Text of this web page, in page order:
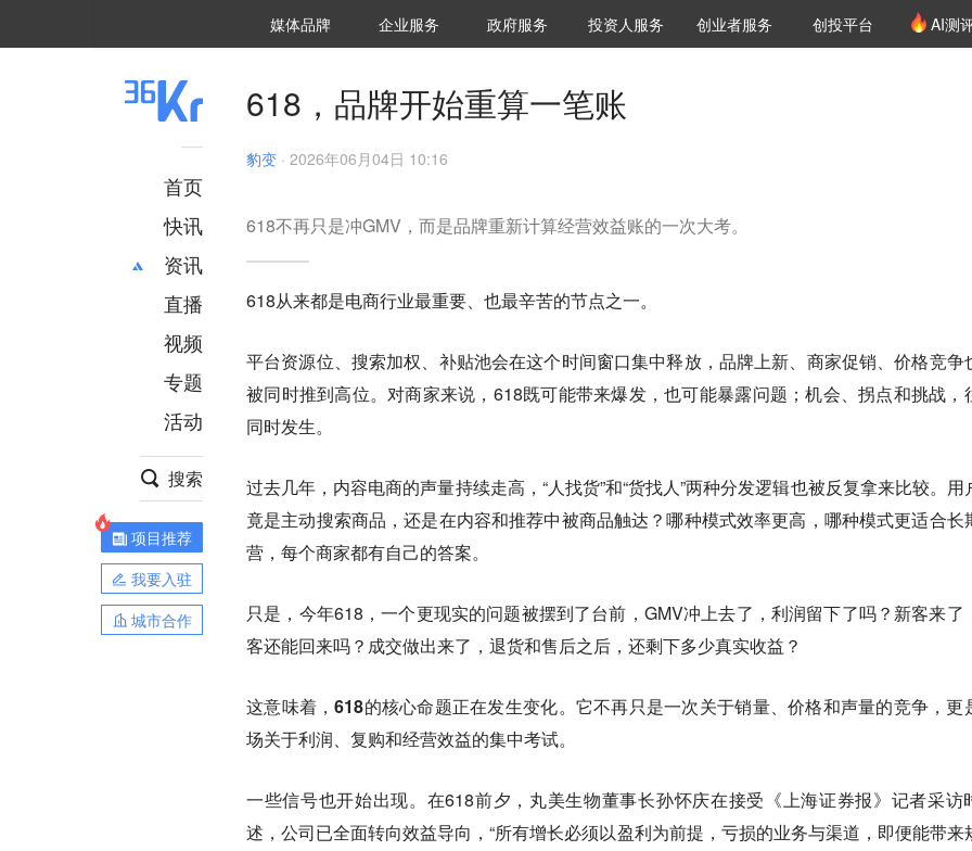
媒体品牌 36Kr研究院
企业服务 城市之窗
政府服务 VClub投资机构库
投资机构职位推介
投资人服务 创投氪堂
创业者服务 创投平台 AI测
首页
快讯
资讯
推荐
财经
项目推荐
安徽
直播
视频
专题
活动
搜索
项目推荐
我要入驻
城市合作
618，品牌开始重算一笔账
豹变 · 2026年06月04日 10:16
618不再只是冲GMV，而是品牌重新计算经营效益账的一次大考。
618从来都是电商行业最重要、也最辛苦的节点之一。
平台资源位、搜索加权、补贴池会在这个时间窗口集中释放，品牌上新、商家促销、价格竞争
被同时推到高位。对商家来说，618既可能带来爆发，也可能暴露问题；机会、拐点和挑战，
同时发生。
过去几年，内容电商的声量持续走高，“人找货”和“货找人”两种分发逻辑也被反复拿来比较。用
竟是主动搜索商品，还是在内容和推荐中被商品触达？哪种模式效率更高，哪种模式更适合长
营，每个商家都有自己的答案。
只是，今年618，一个更现实的问题被摆到了台前，GMV冲上去了，利润留下了吗？新客来了
客还能回来吗？成交做出来了，退货和售后之后，还剩下多少真实收益？
这意味着，618的核心命题正在发生变化。它不再只是一次关于销量、价格和声量的竞争，更
场关于利润、复购和经营效益的集中考试。
一些信号也开始出现。在618前夕，丸美生物董事长孙怀庆在接受《上海证券报》记者采访
述，公司已全面转向效益导向，“所有增长必须以盈利为前提，亏损的业务与渠道，即便能带来